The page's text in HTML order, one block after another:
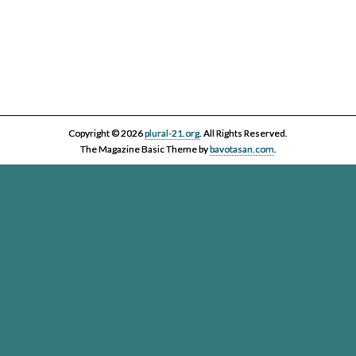
Copyright © 2026plural-21.org. All Rights Reserved.
The Magazine Basic Theme bybavotasan.com.